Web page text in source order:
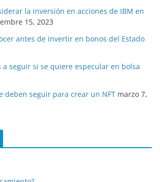
la inversión en acciones de IBM en
15, 2023
antes de invertir en bonos del Estado
a seguir si se quiere especular en bolsa
deben seguir para crear un NFT marzo 7,